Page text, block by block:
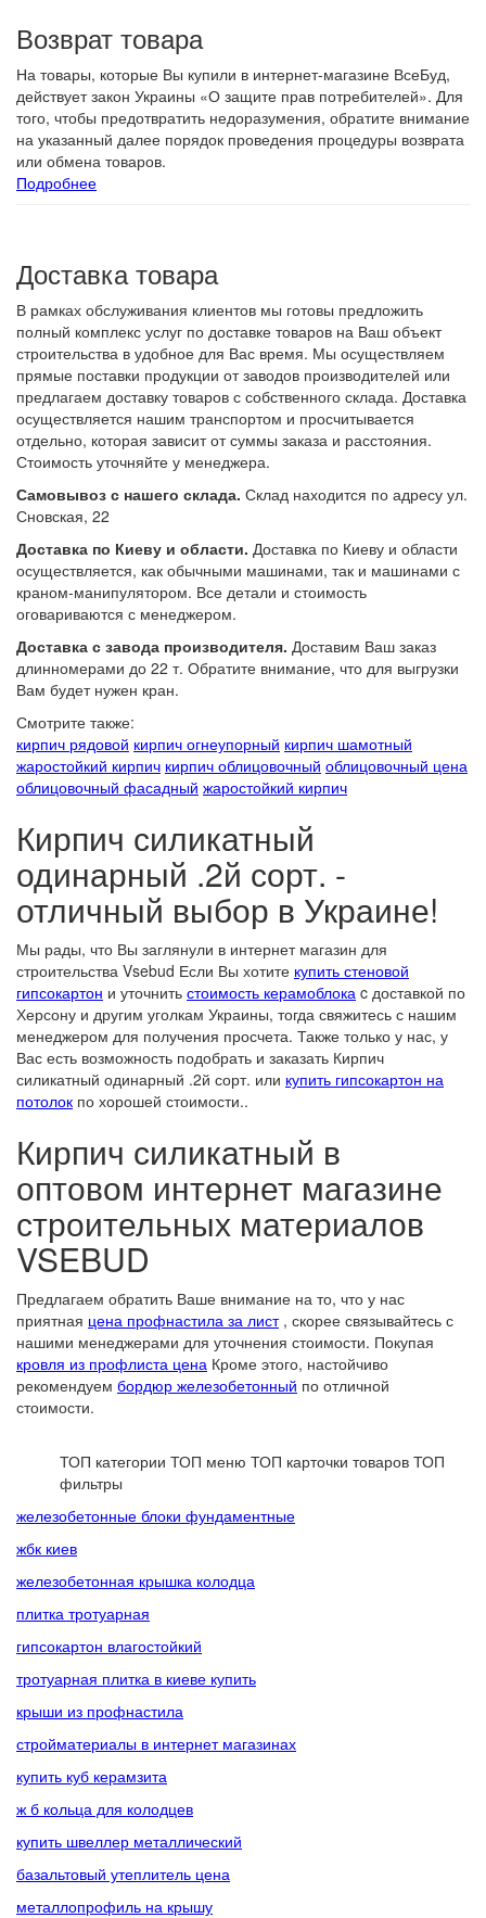
Возврат товара
На товары, которые Вы купили в интернет-магазине ВсеБуд,
действует закон Украины «О защите прав потребителей». Для
того, чтобы предотвратить недоразумения, обратите внимание
на указанный далее порядок проведения процедуры возврата
или обмена товаров.
Подробнее
Доставка товара
В рамках обслуживания клиентов мы готовы предложить
полный комплекс услуг по доставке товаров на Ваш объект
строительства в удобное для Вас время. Мы осуществляем
прямые поставки продукции от заводов производителей или
предлагаем доставку товаров с собственного склада. Доставка
осуществляется нашим транспортом и просчитывается
отдельно, которая зависит от суммы заказа и расстояния.
Стоимость уточняйте у менеджера.
Самовывоз с нашего склада. Склад находится по адресу ул.
Сновская, 22
Доставка по Киеву и области. Доставка по Киеву и области
осуществляется, как обычными машинами, так и машинами с
краном-манипулятором. Все детали и стоимость
оговариваются с менеджером.
Доставка с завода производителя. Доставим Ваш заказ
длинномерами до 22 т. Обратите внимание, что для выгрузки
Вам будет нужен кран.
Смотрите также:
кирпич рядовой кирпич огнеупорный кирпич шамотный
жаростойкий кирпич кирпич облицовочный облицовочный цена
облицовочный фасадный жаростойкий кирпич
Кирпич силикатный
одинарный .2й сорт. -
отличный выбор в Украине!
Мы рады, что Вы заглянули в интернет магазин для
строительства Vsebud Если Вы хотите купить стеновой
гипсокартон и уточнить стоимость керамоблока c доставкой по
Херсону и другим уголкам Украины, тогда свяжитесь с нашим
менеджером для получения просчета. Также только у нас, у
Вас есть возможность подобрать и заказать Кирпич
силикатный одинарный .2й сорт. или купить гипсокартон на
потолок по хорошей стоимости..
Кирпич силикатный в
оптовом интернет магазине
строительных материалов
VSEBUD
Предлагаем обратить Ваше внимание на то, что у нас
приятная цена профнастила за лист, скорее связывайтесь с
нашими менеджерами для уточнения стоимости. Покупая
кровля из профлиста цена Кроме этого, настойчиво
рекомендуем бордюр железобетонный по отличной
стоимости.
ТОП категории ТОП меню ТОП карточки товаров ТОП
фильтры
железобетонные блоки фундаментные
жбк киев
железобетонная крышка колодца
плитка тротуарная
гипсокартон влагостойкий
тротуарная плитка в киеве купить
крыши из профнастила
стройматериалы в интернет магазинах
купить куб керамзита
ж б кольца для колодцев
купить швеллер металлический
базальтовый утеплитель цена
металлопрофиль на крышу